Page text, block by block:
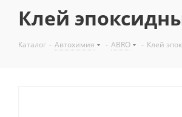
Клей
Каталог - Автохимия - ABRO - Клей